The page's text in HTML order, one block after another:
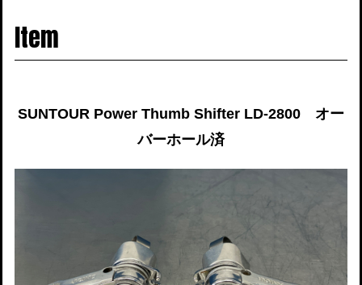
Item
SUNTOUR Power Thumb Shifter LD-2800 オー
バーホール済